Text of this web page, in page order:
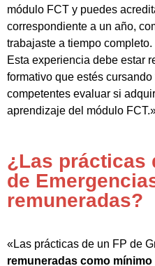
módulo FCT y puedes
correspondiente a un año,
trabajaste a tiempo completo.
Esta experiencia debe estar
formativo que estés
competentes evaluar si
aprendizaje del módulo
¿Las prácticas
de
remuneradas?
«Las prácticas de un FP de
remuneradas como